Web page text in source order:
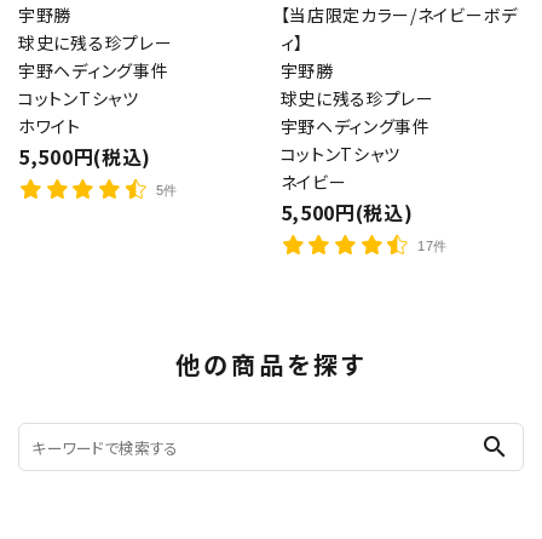
宇野勝
球史に残る珍プレー
宇野ヘディング事件
コットンTシャツ
ホワイト
5,500円(税込)
5件
【当店限定カラー/ネイビーボデ
ィ】
宇野勝
球史に残る珍プレー
宇野ヘディング事件
コットンTシャツ
ネイビー
5,500円(税込)
17件
他の商品を探す
search